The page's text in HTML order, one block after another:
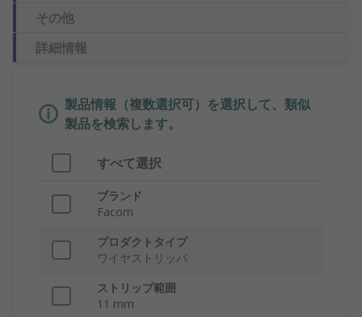
その他
詳細情報
製品情報（複数選択可）を選択して、類似
製品を検索します。
すべて選択
ブランド
Facom
プロダクトタイプ
ワイヤストリッパ
ストリップ範囲
11 mm